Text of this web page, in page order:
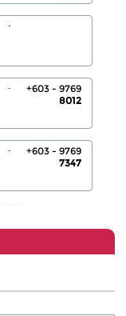
.
.
+603 - 9769
8012
.
+603 - 9769
7347